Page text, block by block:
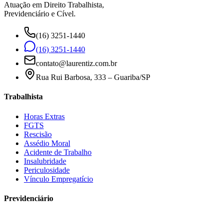
Atuação em Direito Trabalhista,
Previdenciário e Cível.
(16) 3251-1440
(16) 3251-1440
contato@laurentiz.com.br
Rua Rui Barbosa, 333 – Guariba/SP
Trabalhista
Horas Extras
FGTS
Rescisão
Assédio Moral
Acidente de Trabalho
Insalubridade
Periculosidade
Vínculo Empregatício
Previdenciário